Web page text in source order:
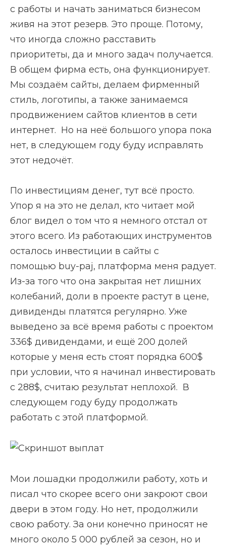
с работы и начать заниматься бизнесом
живя на этот резерв. Это проще. Потому,
что иногда сложно расставить
приоритеты, да и много задач получается.
В общем фирма есть, она функционирует.
Мы создаём сайты, делаем фирменный
стиль, логотипы, а также занимаемся
продвижением сайтов клиентов в сети
интернет. Но на неё большого упора пока
нет, в следующем году буду исправлять
этот недочёт.
По инвестициям денег, тут всё просто.
Упор я на это не делал, кто читает мой
блог видел о том что я немного отстал от
этого всего. Из работающих инструментов
осталось инвестиции в сайты с
помощью buy-paj, платформа меня радует.
Из-за того что она закрытая нет лишних
колебаний, доли в проекте растут в цене,
дивиденды платятся регулярно. Уже
выведено за всё время работы с проектом
336$ дивидендами, и ещё 200 долей
которые у меня есть стоят порядка 600$
при условии, что я начинал инвестировать
с 288$, считаю результат неплохой. В
следующем году буду продолжать
работать с этой платформой.
Мои лошадки продолжили работу, хоть и
писал что скорее всего они закроют свои
двери в этом году. Но нет, продолжили
свою работу. За они конечно приносят не
много около 5 000 рублей за сезон, но и